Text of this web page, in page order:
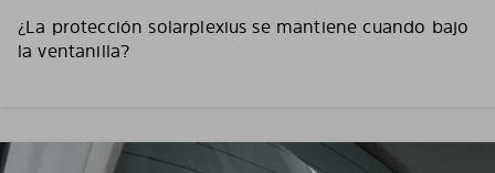
¿La protección solarplexius se mantiene cuando bajo
la ventanilla?